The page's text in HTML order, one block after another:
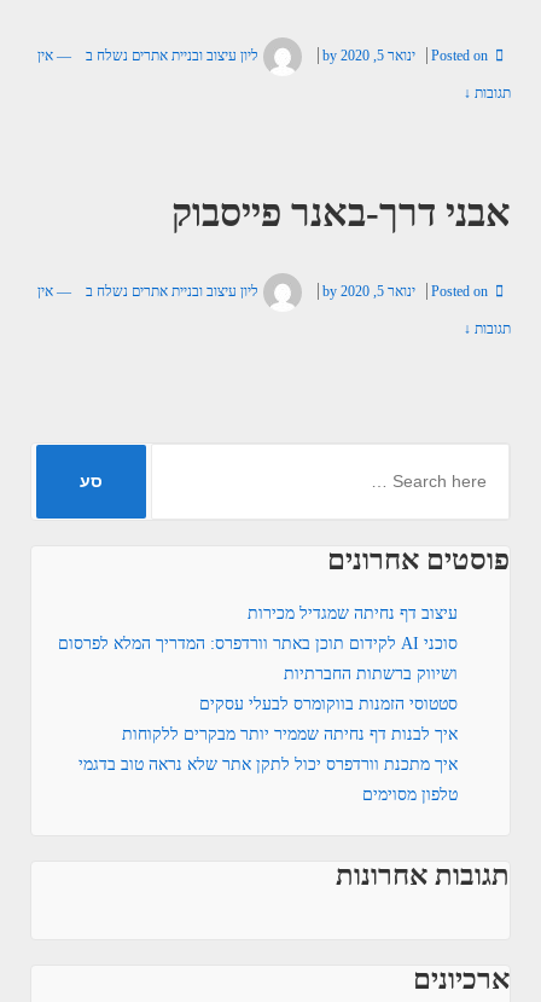
Posted on ינואר 5, 2020 ליון עיצוב ובניית אתרים נשלח ב — אין
תגובות ↓
אבני דרך-באנר פייסבוק
Posted on ינואר 5, 2020 ליון עיצוב ובניית אתרים נשלח ב — אין
תגובות ↓
פוסטים אחרונים
עיצוב דף נחיתה שמגדיל מכירות
סוכני AI לקידום תוכן באתר וורדפרס: המדריך המלא לפרסום
ושיווק ברשתות החברתיות
סטטוסי הזמנות בווקומרס לבעלי עסקים
איך לבנות דף נחיתה שממיר יותר מבקרים ללקוחות
איך מתכנת וורדפרס יכול לתקן אתר שלא נראה טוב בדגמי
טלפון מסוימים
תגובות אחרונות
ארכיונים